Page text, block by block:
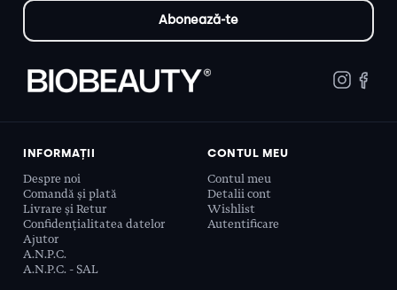
INFORMAȚII
Despre noi
Comandă și plată
Livrare și Retur
Confidențialitatea datelor
Ajutor
A.N.P.C.
A.N.P.C. - SAL
CONTUL MEU
Contul meu
Detalii cont
Wishlist
Autentificare